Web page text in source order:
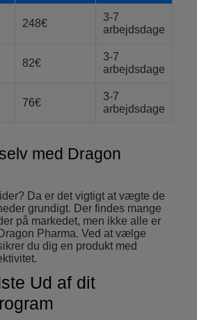
248€
3-7
arbejdsdage
82€
3-7
arbejdsdage
76€
3-7
arbejdsdage
med Dragon
Da er det vigtigt at vægte de
grundigt. Der findes mange
på markedet, men ikke alle er
Pharma. Ved at vælge
du dig en produkt med
Ud af dit